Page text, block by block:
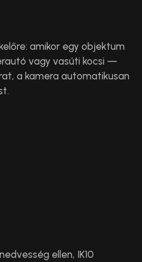
amikor egy objektum
vagy vasúti kocsi —
a kamera automatikusan
ellen, IK10